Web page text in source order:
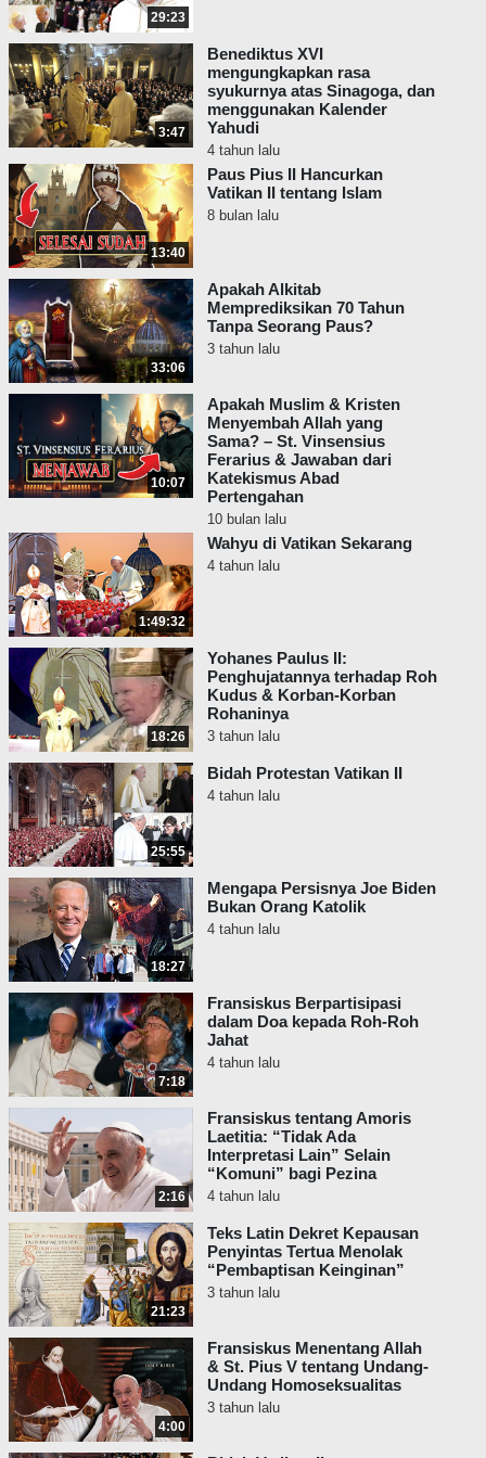
Fransiskus jelas menolak indisolubilitas
pernikahan. Maka ia adalah seorang bidah
dan Anti-Paus.
Iman Katolik Tradisional diperlukan untuk
keselamatan, tetapi Roma di zaman modern
ini telah kehilangan iman, seperti yang telah
dikatakan oleh nubuat.
29:23
3:47
Benediktus XVI
mengungkapkan rasa
syukurnya atas Sinagoga, dan
menggunakan Kalender
Yahudi
4 tahun lalu
13:40
Paus Pius II Hancurkan
Vatikan II tentang Islam
8 bulan lalu
33:06
Apakah Alkitab
Memprediksikan 70 Tahun
Tanpa Seorang Paus?
3 tahun lalu
10:07
Apakah Muslim & Kristen
Menyembah Allah yang
Sama? – St. Vinsensius
Ferarius & Jawaban dari
Katekismus Abad
Pertengahan
10 bulan lalu
1:49:32
Wahyu di Vatikan Sekarang
4 tahun lalu
18:26
Yohanes Paulus II:
Penghujatannya terhadap Roh
Kudus & Korban-Korban
Rohaninya
3 tahun lalu
25:55
Bidah Protestan Vatikan II
4 tahun lalu
18:27
Mengapa Persisnya Joe Biden
Bukan Orang Katolik
4 tahun lalu
7:18
Fransiskus Berpartisipasi
dalam Doa kepada Roh-Roh
Jahat
4 tahun lalu
2:16
Fransiskus tentang Amoris
Laetitia: “Tidak Ada
Interpretasi Lain” Selain
“Komuni” bagi Pezina
4 tahun lalu
21:23
Teks Latin Dekret Kepausan
Penyintas Tertua Menolak
“Pembaptisan Keinginan”
3 tahun lalu
4:00
Fransiskus Menentang Allah
& St. Pius V tentang Undang-
Undang Homoseksualitas
3 tahun lalu